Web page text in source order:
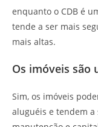
enquanto o CDB é
tende a ser mais
mais altas.
Os imóveis são
Sim, os imóveis
aluguéis e tendem a